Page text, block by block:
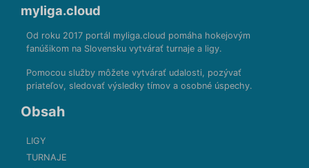
myliga.cloud
Od roku 2017 portál myliga.cloud pomáha hokejovým
fanúšikom na Slovensku vytvárať turnaje a ligy.
Pomocou služby môžete vytvárať udalosti, pozývať
priateľov, sledovať výsledky tímov a osobné úspechy.
Obsah
LIGY
TURNAJE